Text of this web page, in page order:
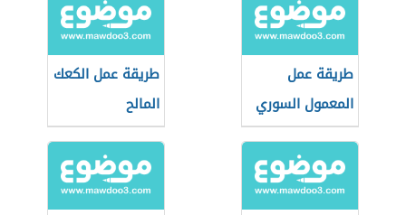
طريقة عمل
المعمول السوري
طريقة عمل الكعك
المالح